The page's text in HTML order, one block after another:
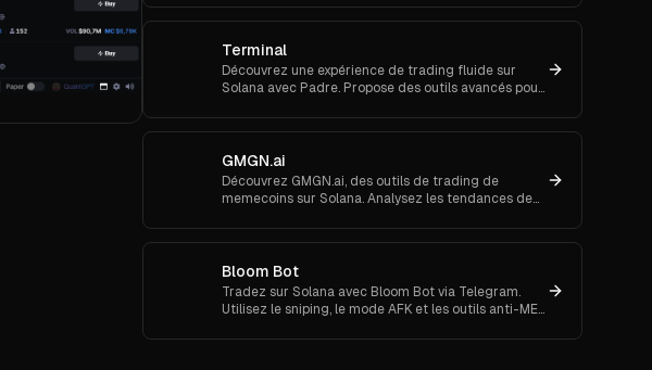
Terminal
Découvrez une expérience de trading fluide sur
Solana avec Padre. Propose des outils avancés pour
GMGN.ai
Découvrez GMGN.ai, des outils de trading de
memecoins sur Solana. Analysez les tendances de
swaps inter-chaînes.
Bloom Bot
Tradez sur Solana avec Bloom Bot via Telegram.
Utilisez le sniping, le mode AFK et les outils anti-MEV
crypto.